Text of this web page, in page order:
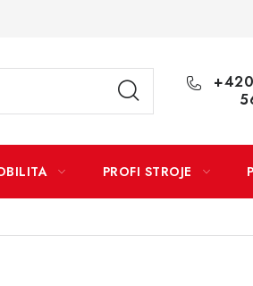
OD SMLOUVY
PROFI STROJE